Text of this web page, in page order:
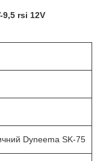
9,5 rsi 12V
Dyneema SK-75